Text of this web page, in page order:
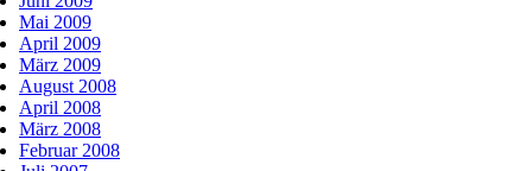
Mai 2009
April 2009
März 2009
August 2008
April 2008
März 2008
Februar 2008